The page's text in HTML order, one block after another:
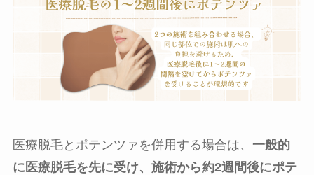
医療脱毛とポテンツァを併用する場合は、 一般的
に医療脱毛を先に受け、施術から約2週間後にポテ